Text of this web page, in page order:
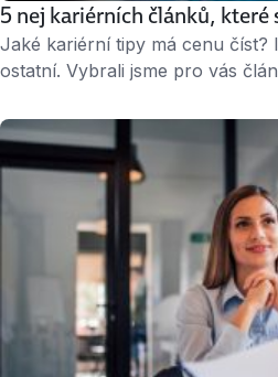
5 nej kariérních článků, které
Jaké kariérní tipy má cenu číst?
ostatní. Vybrali jsme pro vás
předních českých
zjistěte, čím odsuzujete své CV
vám firma po měsíci odpoví,